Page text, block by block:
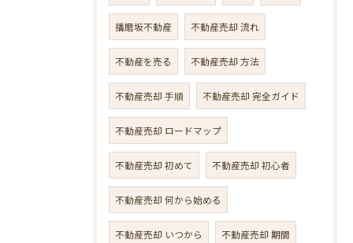
播磨坂不動産 不動産売却 流れ
不動産を売る 不動産売却 方法
不動産売却 手順 不動産売却 完全ガイド
不動産売却 ロードマップ
不動産売却 初めて 不動産売却 初心者
不動産売却 何から始める
不動産売却 いつから 不動産売却 期間